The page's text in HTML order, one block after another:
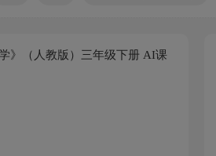
》（人教版）三年级下册 AI课